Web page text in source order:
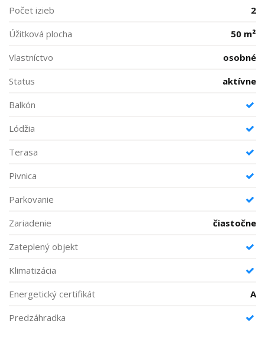
Počet izieb
2
Úžitková plocha
50 m²
Vlastníctvo
osobné
Status
aktívne
Balkón
Lódžia
Terasa
Pivnica
Parkovanie
Zariadenie
čiastočne
Zateplený objekt
Klimatizácia
Energetický certifikát
A
Predzáhradka